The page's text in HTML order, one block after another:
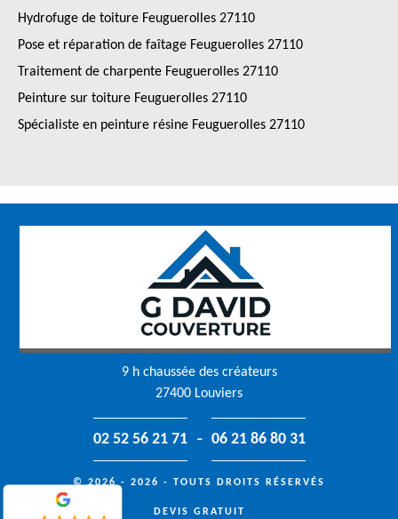
Hydrofuge de toiture Feuguerolles 27110
Pose et réparation de faîtage Feuguerolles 27110
Traitement de charpente Feuguerolles 27110
Peinture sur toiture Feuguerolles 27110
Spécialiste en peinture résine Feuguerolles 27110
9 h chaussée des créateurs
27400 Louviers
02 52 56 21 71 - 06 21 86 80 31
© 2026 - 2026 - TOUTS DROITS RÉSERVÉS
DEVIS GRATUIT